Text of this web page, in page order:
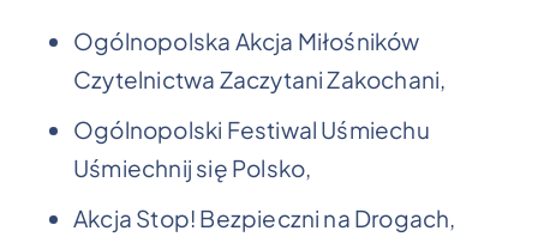
Ogólnopolska Akcja Miłośników
Czytelnictwa Zaczytani Zakochani,
Ogólnopolski Festiwal Uśmiechu
Uśmiechnij się Polsko,
Akcja Stop! Bezpieczni na Drogach,